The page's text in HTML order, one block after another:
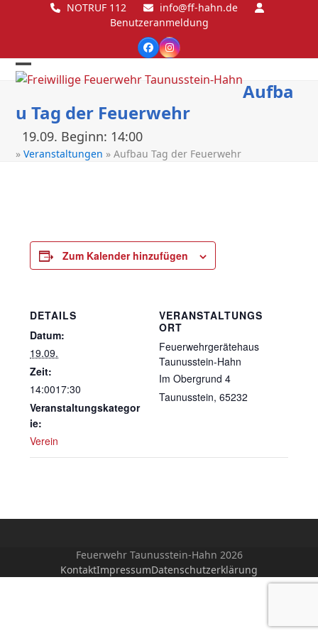
NOTRUF 112
info@ff-hahn.de
Benutzeranmeldung
FacebookInstagram
Open
mobile
menu
Close
mobile
menu
Aufba
u Tag der Feuerwehr
19.09. Beginn: 14:00
»Veranstaltungen »Aufbau Tag der Feuerwehr
Zum Kalender hinzufügen
DETAILS
Datum:
19.09.
Zeit:
14:0017:30
Veranstaltungskategor
ie:
Verein
VERANSTALTUNGS
ORT
Feuerwehrgerätehaus
Taunusstein-Hahn
Im Obergrund 4
Taunusstein, 65232
Feuerwehr Taunusstein-Hahn 2026
KontaktImpressumDatenschutzerklärung